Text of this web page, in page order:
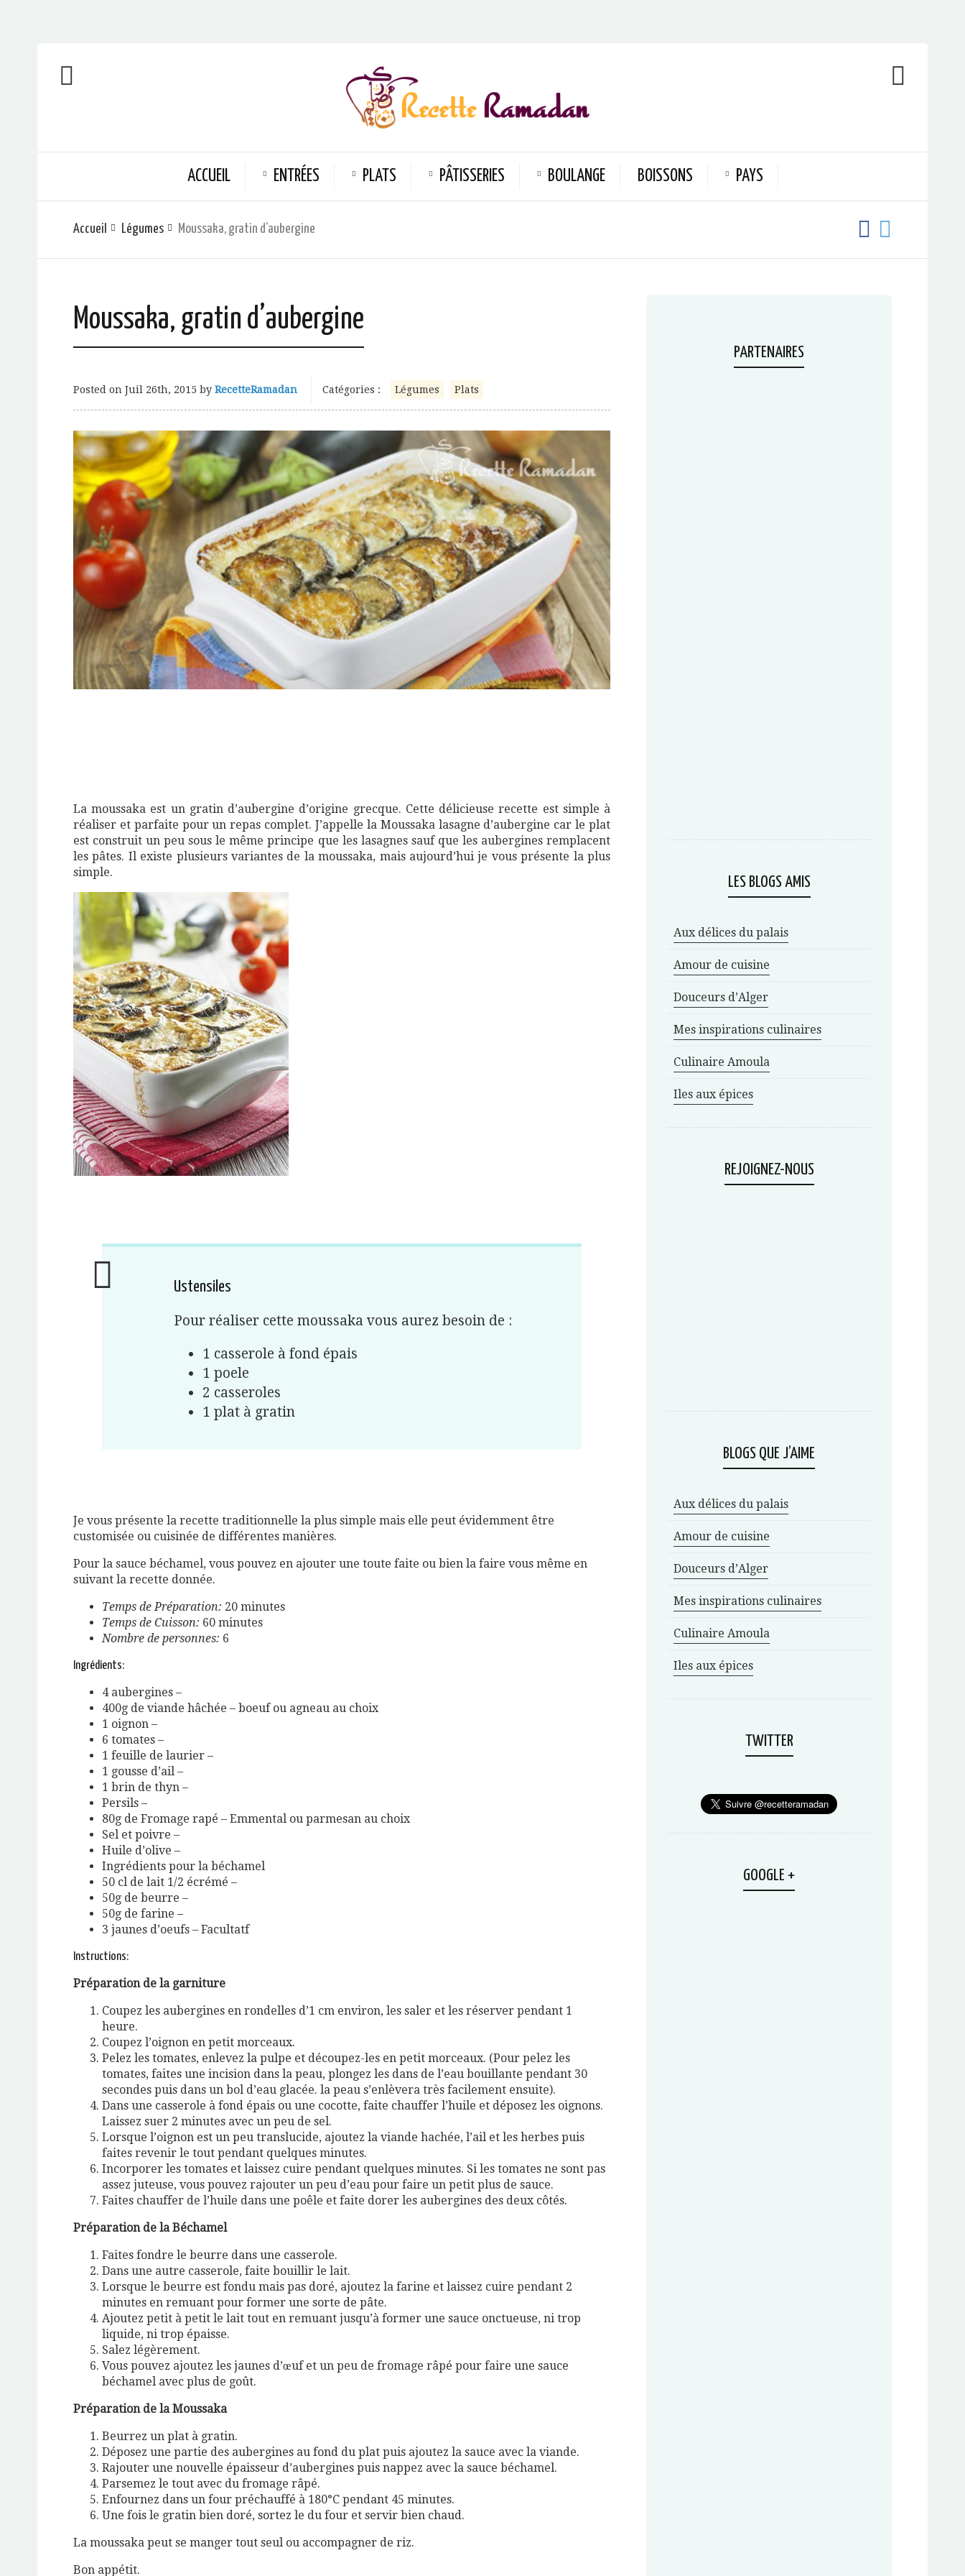
ACCUEIL ENTRÉES PLATS PÂTISSERIES BOULANGE BOISSONS PAYS
Accueil Légumes Moussaka, gratin d’aubergine
Moussaka, gratin d’aubergine
Posted on Juil 26th, 2015 by RecetteRamadan Catégories : Légumes Plats
La moussaka est un gratin d’aubergine d’origine grecque. Cette délicieuse recette est simple à
réaliser et parfaite pour un repas complet. J’appelle la Moussaka lasagne d’aubergine car le plat
est construit un peu sous le même principe que les lasagnes sauf que les aubergines remplacent
les pâtes. Il existe plusieurs variantes de la moussaka, mais aujourd’hui je vous présente la plus
simple.
Ustensiles
Pour réaliser cette moussaka vous aurez besoin de :
1 casserole à fond épais
1 poele
2 casseroles
1 plat à gratin
Je vous présente la recette traditionnelle la plus simple mais elle peut évidemment être
customisée ou cuisinée de différentes manières.
Pour la sauce béchamel, vous pouvez en ajouter une toute faite ou bien la faire vous même en
suivant la recette donnée.
Temps de Préparation: 20 minutes
Temps de Cuisson: 60 minutes
Nombre de personnes: 6
Ingrédients:
4 aubergines –
400g de viande hâchée – boeuf ou agneau au choix
1 oignon –
6 tomates –
1 feuille de laurier –
1 gousse d’ail –
1 brin de thyn –
Persils –
80g de Fromage rapé – Emmental ou parmesan au choix
Sel et poivre –
Huile d’olive –
Ingrédients pour la béchamel
50 cl de lait 1/2 écrémé –
50g de beurre –
50g de farine –
3 jaunes d’oeufs – Facultatf
Instructions:
Préparation de la garniture
Coupez les aubergines en rondelles d’1 cm environ, les saler et les réserver pendant 1
heure.
Coupez l’oignon en petit morceaux.
Pelez les tomates, enlevez la pulpe et découpez-les en petit morceaux. (Pour pelez les
tomates, faites une incision dans la peau, plongez les dans de l’eau bouillante pendant 30
secondes puis dans un bol d’eau glacée. la peau s’enlèvera très facilement ensuite).
Dans une casserole à fond épais ou une cocotte, faite chauffer l’huile et déposez les oignons.
Laissez suer 2 minutes avec un peu de sel.
Lorsque l’oignon est un peu translucide, ajoutez la viande hachée, l’ail et les herbes puis
faites revenir le tout pendant quelques minutes.
Incorporer les tomates et laissez cuire pendant quelques minutes. Si les tomates ne sont pas
assez juteuse, vous pouvez rajouter un peu d’eau pour faire un petit plus de sauce.
Faites chauffer de l’huile dans une poêle et faite dorer les aubergines des deux côtés.
Préparation de la Béchamel
Faites fondre le beurre dans une casserole.
Dans une autre casserole, faite bouillir le lait.
Lorsque le beurre est fondu mais pas doré, ajoutez la farine et laissez cuire pendant 2
minutes en remuant pour former une sorte de pâte.
Ajoutez petit à petit le lait tout en remuant jusqu’à former une sauce onctueuse, ni trop
liquide, ni trop épaisse.
Salez légèrement.
Vous pouvez ajoutez les jaunes d’œuf et un peu de fromage râpé pour faire une sauce
béchamel avec plus de goût.
Préparation de la Moussaka
Beurrez un plat à gratin.
Déposez une partie des aubergines au fond du plat puis ajoutez la sauce avec la viande.
Rajouter une nouvelle épaisseur d’aubergines puis nappez avec la sauce béchamel.
Parsemez le tout avec du fromage râpé.
Enfournez dans un four préchauffé à 180°C pendant 45 minutes.
Une fois le gratin bien doré, sortez le du four et servir bien chaud.
La moussaka peut se manger tout seul ou accompagner de riz.
Bon appétit.
PARTENAIRES
LES BLOGS AMIS
Aux délices du palais
Amour de cuisine
Douceurs d’Alger
Mes inspirations culinaires
Culinaire Amoula
Iles aux épices
REJOIGNEZ-NOUS
BLOGS QUE J’AIME
Aux délices du palais
Amour de cuisine
Douceurs d’Alger
Mes inspirations culinaires
Culinaire Amoula
Iles aux épices
TWITTER
GOOGLE +